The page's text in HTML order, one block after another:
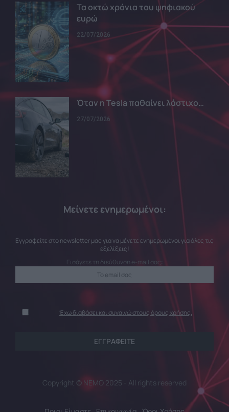
Τα οκτώ χρόνια του ψηφιακού
ευρώ
22/07/2026
Όταν η Tesla παθαίνει λάστιχο…
27/07/2026
Μείνετε ενημερωμένοι:
Εγγραφείτε στο newsletter μας για να μένετε ενημερωμένοι για όλες τις
εξελίξεις!
Εισάγετε τη διεύθυνση e-mail σας:
Έχω διαβάσει και συναινώ στους όρους χρήσης.
Copyright © NEMO 2025 - All rights reserved